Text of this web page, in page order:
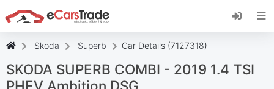
Instala la aplicación web de eCarsTrade,
añádela a tu pantalla de inicio y recibe
Skoda Superb Car Details (7127318)
SKODA SUPERB COMBI - 2019 1.4 TSI
PHEV Ambition DSG